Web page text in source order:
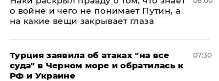
о войне и чего не понимает Путин, а
на какие вещи закрывает глаза
Турция заявила об атаках "на все
суда" в Черном море и обратилась к
РФ и Украине
07:30